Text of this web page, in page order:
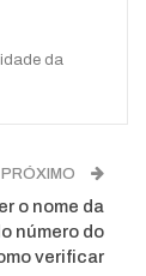
da
PRÓXIMO
o nome da
número do
verificar